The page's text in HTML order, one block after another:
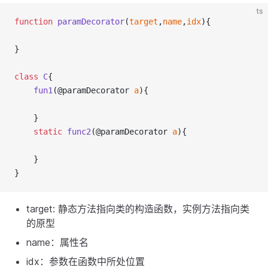
ts
function paramDecorator(target ,name,idx){
}
class C{
fun1 (@paramDecorator a){
    }
static func2 (@paramDecorator a){
    }
}
target: 静态方法指向类的构造函数，实例方法指向类
的原型
name：属性名
idx：参数在函数中所处位置